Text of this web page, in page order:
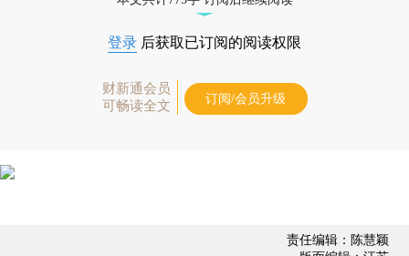
登录 后获取已订阅的阅读权限
财新通会员
可畅读全文
订阅/会员升级
责任编辑：陈慧颖